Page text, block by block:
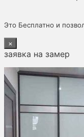
Это Бесплатно и
×
заявка на замер